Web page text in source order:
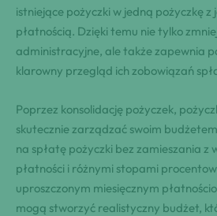
istniejące pożyczki w jedną pożyczkę z
płatnością. Dzięki temu nie tylko
administracyjne, ale także zapewnia
klarowny przegląd ich zobowiązań
Poprzez konsolidację pożyczek,
skutecznie zarządzać swoim
na spłatę pożyczki bez zamieszania z
płatności i różnymi stopami
uproszczonym miesięcznym
mogą stworzyć realistyczny budżet,